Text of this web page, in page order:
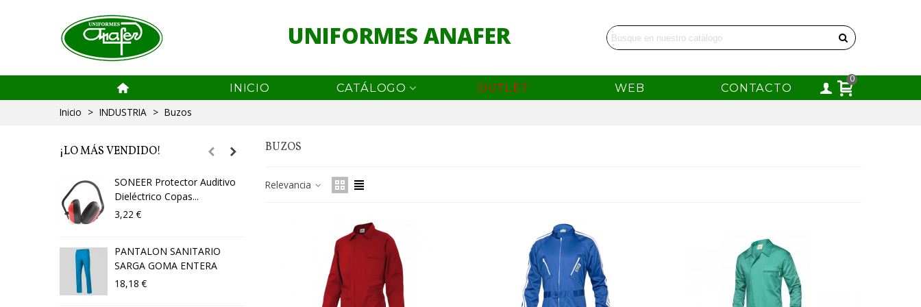
UNIFORMES ANAFER
INICIO CATÁLOGO OUTLET WEB CONTACTO
0
Inicio > INDUSTRIA > Buzos
¡LO MÁS VENDIDO!
SONEER Protector Auditivo
Dieléctrico Copas...
3,22 €
PANTALON SANITARIO
SARGA GOMA ENTERA
18,18 €
PANTALÓN CON PETO
BLUSA MUJER SONIA
23,69 €
BUZOS
Relevancia